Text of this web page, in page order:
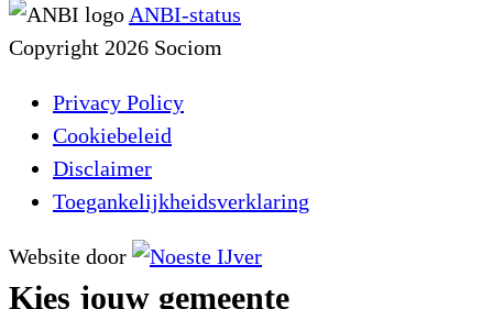
ANBI-status
Copyright 2026 Sociom
Privacy Policy
Cookiebeleid
Disclaimer
Toegankelijkheidsverklaring
Website door
Kies jouw gemeente